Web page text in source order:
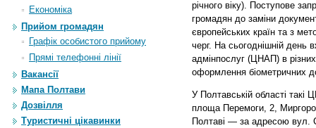
Економіка
Прийом громадян
Графік особистого прийому
Прямі телефонні лінії
Вакансії
Мапа Полтави
Дозвілля
Туристичні цікавинки
річного віку). Поступове
громадян до заміни
європейських країн та з
черг. На сьогоднішній день
адмінпослуг (ЦНАП) в
оформлення біометричних
У Полтавській області
площа Перемоги, 2,
Полтаві — за адресою вул.